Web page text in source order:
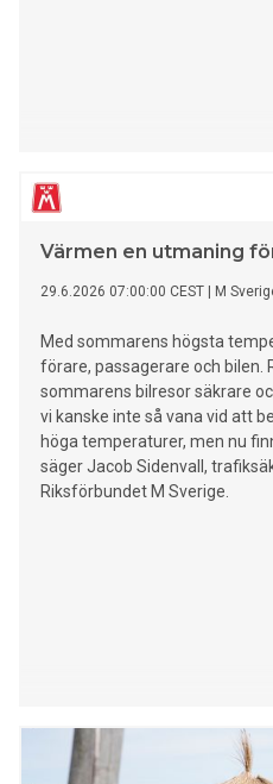
Värmen en utmaning
29.6.2026 07:00:00 CEST M
Med sommarens högsta
förare, passagerare och bilen.
sommarens bilresor säkrare
vi kanske inte så vana vid att
höga temperaturer, men nu
säger Jacob Sidenvall,
Riksförbundet M Sverige.